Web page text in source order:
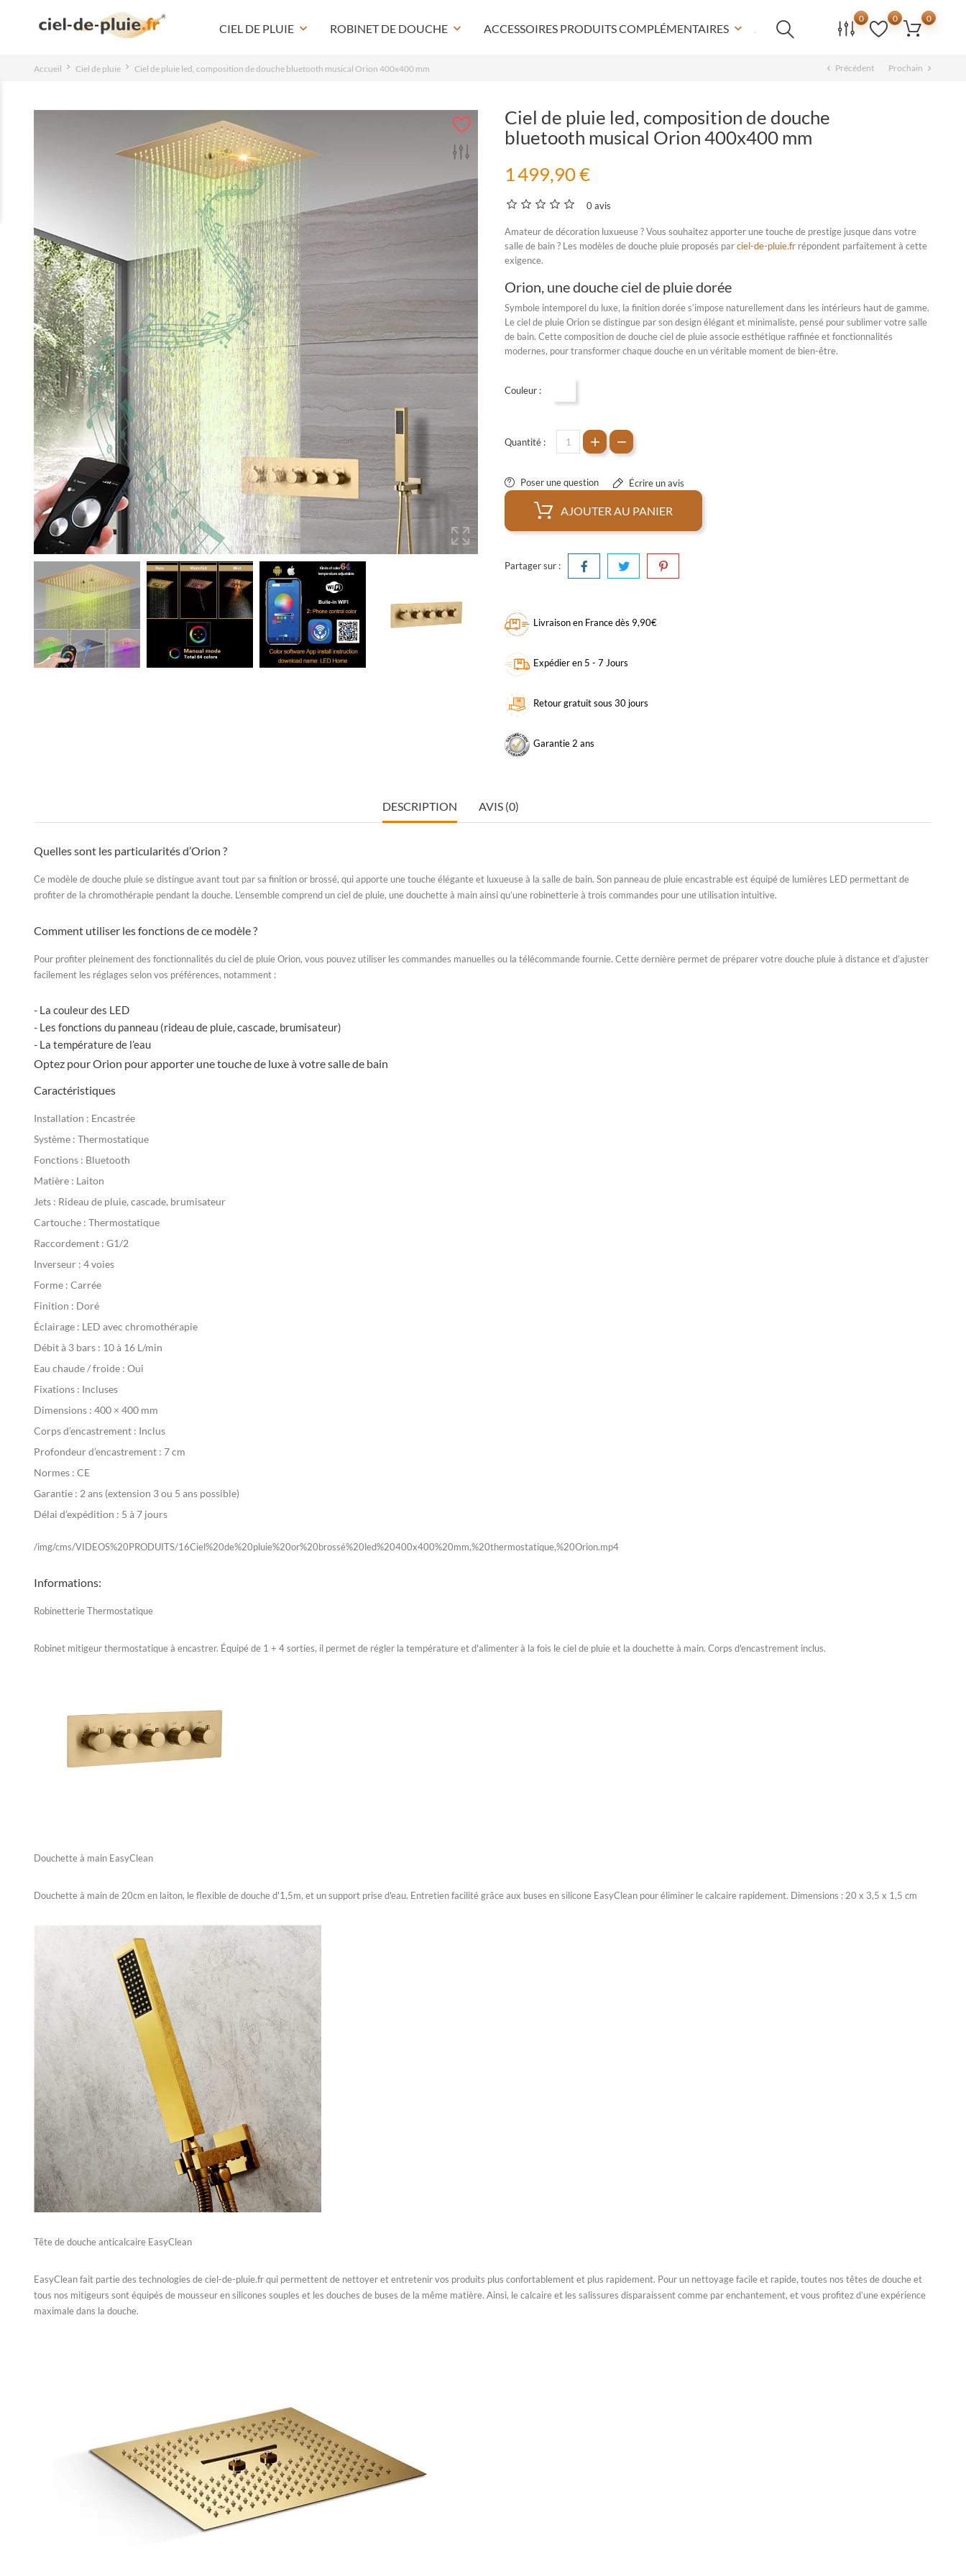
CIEL DE PLUIE keyboard_arrow_down ROBINET DE DOUCHE keyboard_arrow_down ACCESSOIRES PRODUITS COMPLÉMENTAIRES keyboard_arrow_down
0
0
0
Accueil Ciel de pluie Ciel de pluie led, composition de douche bluetooth musical Orion 400x400 mm chevron_left Précédent Prochain chevron_right
Ciel de pluie led, composition de douche
bluetooth musical Orion 400x400 mm
1 499,90 €
0 avis
Amateur de décoration luxueuse ? Vous souhaitez apporter une touche de prestige jusque dans votre
salle de bain ? Les modèles dedouche pluie proposés parciel-de-pluie.fr répondent parfaitement à cette
exigence.
Orion, une douche ciel de pluie dorée
Symbole intemporel du luxe, la finition dorée s’impose naturellement dans les intérieurs haut de gamme.
Leciel de pluieOrion se distingue par son design élégant et minimaliste, pensé pour sublimer votresalle
de bain. Cettecomposition de douche ciel de pluieassocie esthétique raffinée et fonctionnalités
modernes, pour transformer chaque douche en un véritable moment de bien-être.
Couleur :
Quantité :
Poser une question Écrire un avis
AJOUTER AU PANIER
Partager sur :
Livraison en France dès 9,90€
Expédier en 5 - 7 Jours
Retour gratuit sous 30 jours
Garantie 2 ans
DESCRIPTION AVIS (0)
Quelles sont les particularités d’Orion ?
Ce modèle dedouche pluiese distingue avant tout par sa finition or brossé, qui apporte une touche élégante et luxueuse à la salle de bain. Son panneau de pluie encastrableest équipé de lumières LED permettant de
profiter de la chromothérapie pendant la douche. L’ensemble comprend un ciel de pluie, une douchette à main ainsi qu’une robinetterie à trois commandes pour une utilisation intuitive.
Comment utiliser les fonctions de ce modèle ?
Pour profiter pleinement des fonctionnalités duciel de pluieOrion, vous pouvez utiliser les commandes manuelles ou la télécommande fournie. Cette dernière permet de préparer votredouche pluieà distance et d’ajuster
facilement les réglages selon vos préférences, notamment :
- La couleur des LED
- Les fonctions du panneau (rideau de pluie, cascade, brumisateur)
- La température de l’eau
Optez pour Orion pour apporter une touche de luxe à votre salle de bain
Caractéristiques
Installation : Encastrée
Système : Thermostatique
Fonctions : Bluetooth
Matière : Laiton
Jets : Rideau de pluie, cascade, brumisateur
Cartouche : Thermostatique
Raccordement : G1/2
Inverseur : 4 voies
Forme : Carrée
Finition : Doré
Éclairage : LED avec chromothérapie
Débit à 3 bars : 10 à 16 L/min
Eau chaude / froide : Oui
Fixations : Incluses
Dimensions : 400 × 400 mm
Corps d’encastrement : Inclus
Profondeur d’encastrement : 7 cm
Normes : CE
Garantie : 2 ans (extension 3 ou 5 ans possible)
Délai d’expédition : 5 à 7 jours
/img/cms/VIDEOS%20PRODUITS/16Ciel%20de%20pluie%20or%20brossé%20led%20400x400%20mm,%20thermostatique,%20Orion.mp4
Informations:
Robinetterie Thermostatique
Robinet mitigeur thermostatique à encastrer. Équipé de 1 + 4 sorties, il permet de régler la température et d'alimenter à la fois le ciel de pluie et la douchette à main. Corps d'encastrement inclus.
Douchette à main EasyClean
Douchette à main de 20cm en laiton, le flexible de douche d'1,5m, et un support prise d'eau. Entretien facilité grâce aux buses en silicone EasyClean pour éliminer le calcaire rapidement. Dimensions : 20 x 3,5 x 1,5 cm
Tête de douche anticalcaire EasyClean
EasyClean fait partie des technologies de ciel-de-pluie.fr qui permettent de nettoyer et entretenir vos produits plus confortablement et plus rapidement. Pour un nettoyage facile et rapide, toutes nos têtes de douche et
tous nos mitigeurs sont équipés de mousseur en silicones souples et les douches de buses de la même matière. Ainsi, le calcaire et les salissures disparaissent comme par enchantement, et vous profitez d’une expérience
maximale dans la douche.